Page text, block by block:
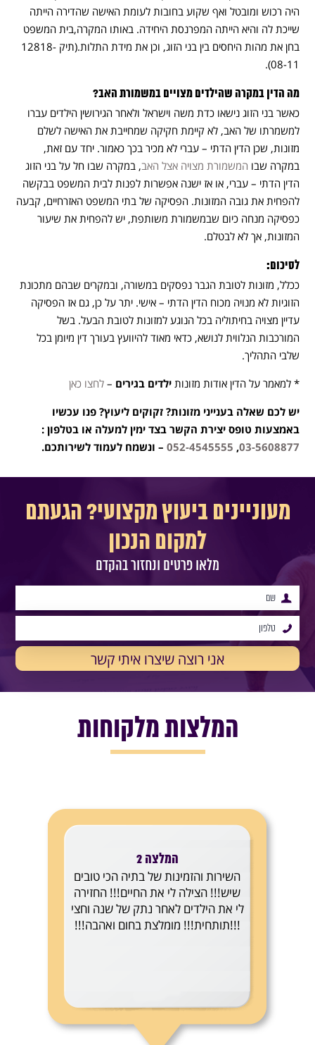
היה רכוש ומובטל ואף שקוע בחובות לעומת האישה שהדירה הייתה
שייכת לה והיא הייתה המפרנסת היחידה. באותו המקרה,בית המשפט
בחן את מהות היחסים בין בני הזוג, וכן את מידת התלות.(תיק 12818-
08-11).
מה הדין במקרה שהילדים מצויים במשמורת האב?
כאשר בני הזוג נישאו כדת משה וישראל ולאחר הגירושין הילדים עברו
למשמרתו של האב, לא קיימת חקיקה שמחייבת את האישה לשלם
מזונות, שכן הדין הדתי – עברי לא מכיר בכך כאמור. יחד עם זאת,
במקרה שבו המשמורת מצויה אצל האב, במקרה שבו חל על בני הזוג
הדין הדתי – עברי, או אז ישנה אפשרות לפנות לבית המשפט בבקשה
להפחית את גובה המזונות. הפסיקה של בתי המשפט האזרחיים, קבעה
כפסיקה מנחה כיום שבמשמורת משותפת, יש להפחית את שיעור
המזונות, אך לא לבטלם.
לסיכום:
ככלל, מזונות לטובת הגבר נפסקים במשורה, ובמקרים שבהם מתכונת
הזוגיות לא מנויה מכוח הדין הדתי – אישי. יתר על כן, גם אז הפסיקה
עדיין מצויה בחיתוליה בכל הנוגע למזונות לטובת הבעל. בשל
המורכבות הנלווית לנושא, כדאי מאוד להיוועץ בעורך דין מיומן בכל
שלבי התהליך.
* למאמר על הדין אודות מזונותילדים בגירים –לחצו כאן
יש לכם שאלה בענייני מזונות? זקוקים ליעוץ? פנו עכשיו
באמצעות טופס יצירת הקשר בצד ימין למעלה או בטלפון :
03-5608877
,
052-4545555 – ונשמח לעמוד לשירותכם.
מעוניינים ביעוץ מקצועי? הגעתם
למקום הנכון
מלאו פרטים ונחזור בהקדם
המלצות מלקוחות
המלצה 2
השירות והזמינות של בתיה הכי טובים
שיש!!! הצילה לי את החיים!!! החזירה
לי את הילדים לאחר נתק של שנה וחצי
!!!תותחית!!! מומלצת בחום ואהבה!!!